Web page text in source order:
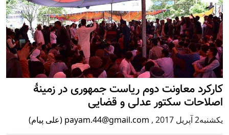
معاونت دوم ریاست جمهوری در زمینۀ
سکتور عدلی و قضایی
,payam.44@gmail.com (علی پیام)